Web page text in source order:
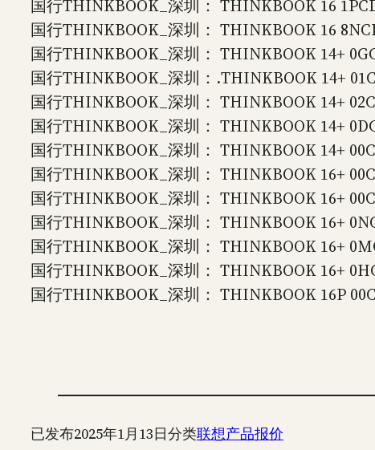
国行THINKBOOK_深圳： THINKBOOK 16
国行THINKBOOK_深圳： THINKBOOK 16
国行THINKBOOK_深圳： THINKBOOK 14+
国行THINKBOOK_深圳：.THINKBOOK 14+
国行THINKBOOK_深圳： THINKBOOK 14+
国行THINKBOOK_深圳： THINKBOOK 14+
国行THINKBOOK_深圳： THINKBOOK 14+
国行THINKBOOK_深圳： THINKBOOK 16+
国行THINKBOOK_深圳： THINKBOOK 16+
国行THINKBOOK_深圳： THINKBOOK 16+
国行THINKBOOK_深圳： THINKBOOK 16+
国行THINKBOOK_深圳： THINKBOOK 16+
国行THINKBOOK_深圳： THINKBOOK 16P
已发布2025年1月13日分类联想产品报价